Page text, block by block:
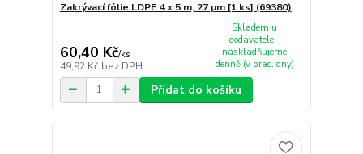
Zakrývací fólie LDPE 4 x 5 m, 27 µm [1 ks] (69380)
60,40 Kč/ks
49,92 Kč bez DPH
Skladem u
dodavatele -
naskladňujeme
denně (v prac. dny)
Přidat do košíku